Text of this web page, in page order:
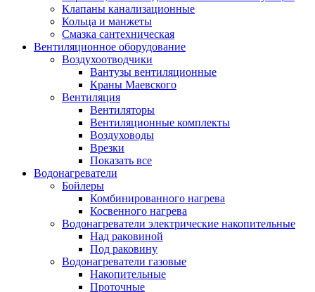
Клапаны канализационные
Кольца и манжеты
Смазка сантехническая
Вентиляционное оборудование
Воздухоотводчики
Вантузы вентиляционные
Краны Маевского
Вентиляция
Вентиляторы
Вентиляционные комплекты
Воздуховоды
Врезки
Показать все
Водонагреватели
Бойлеры
Комбинированного нагрева
Косвенного нагрева
Водонагреватели электрические накопительные
Над раковиной
Под раковину
Водонагреватели газовые
Накопительные
Проточные